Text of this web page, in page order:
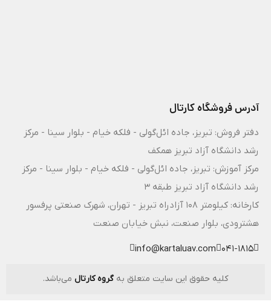
آدرس فروشگاه کارتال
دفتر فروش: تبریز، جاده ائل‌گولی - فلکه خیام - بلوار سینا - مرکز
رشد دانشگاه آزاد تبریز همکف
مرکز آموزش: تبریز، جاده ائل‌گولی - فلکه خیام - بلوار سینا - مرکز
رشد دانشگاه آزاد تبریز طبقه 3
کارخانه: کیلومتر ۱۰۸ آزادراه تبریز - تهران، شهرک صنعتی پرفسور
هشترودی، بلوار صنعت، نبش خیابان صنعت
041-1815
info@kartaluav.com
کلیه حقوق این سایت متعلق بهگروه کارتال می‌باشد.